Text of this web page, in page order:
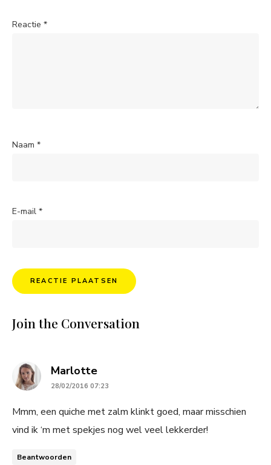
Reactie *
Naam *
E-mail *
Join the Conversation
Marlottesays:
28/02/2016 07:23
Mmm, een quiche met zalm klinkt goed, maar misschien
vind ik ‘m met spekjes nog wel veel lekkerder!
Beantwoorden